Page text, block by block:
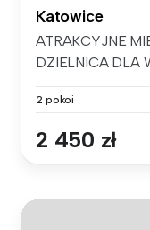
Katowice
ATRAKCYJNE
DZIELNICA DLA
2 pokoi
2 450 zł